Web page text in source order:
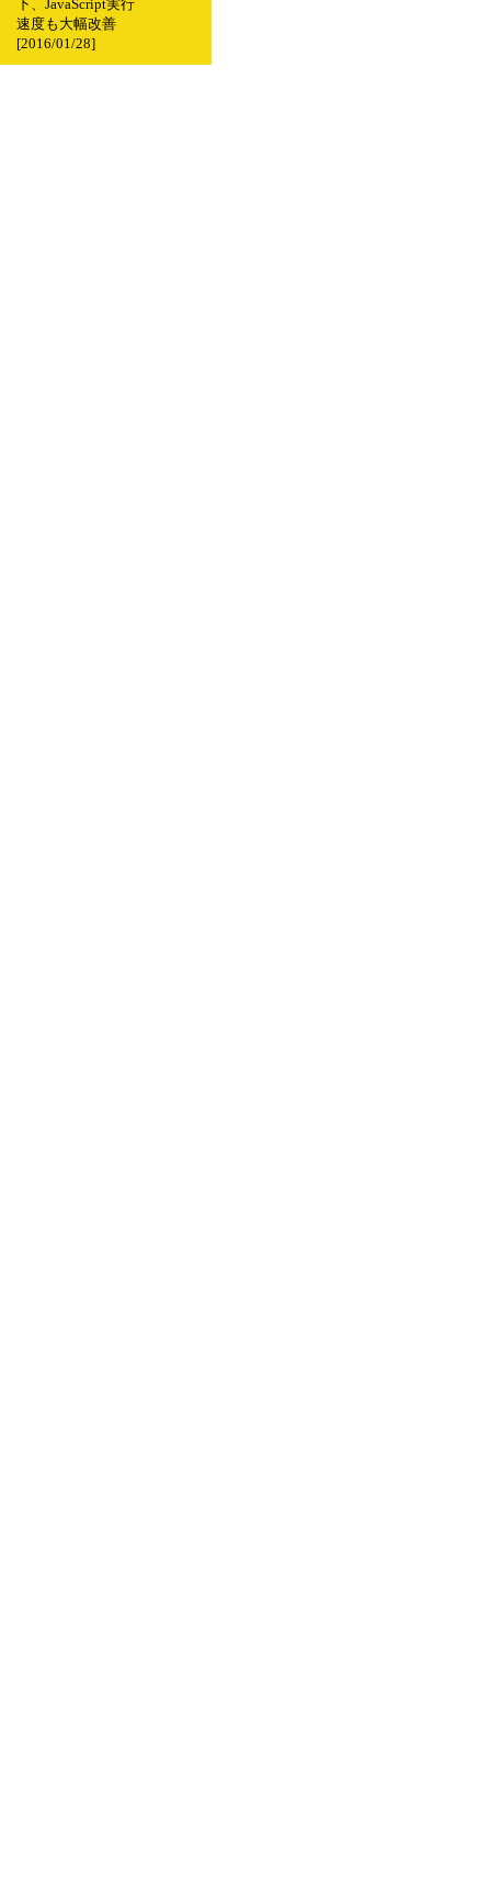
下、JavaScript実行
速度も大幅改善
[2016/01/28]